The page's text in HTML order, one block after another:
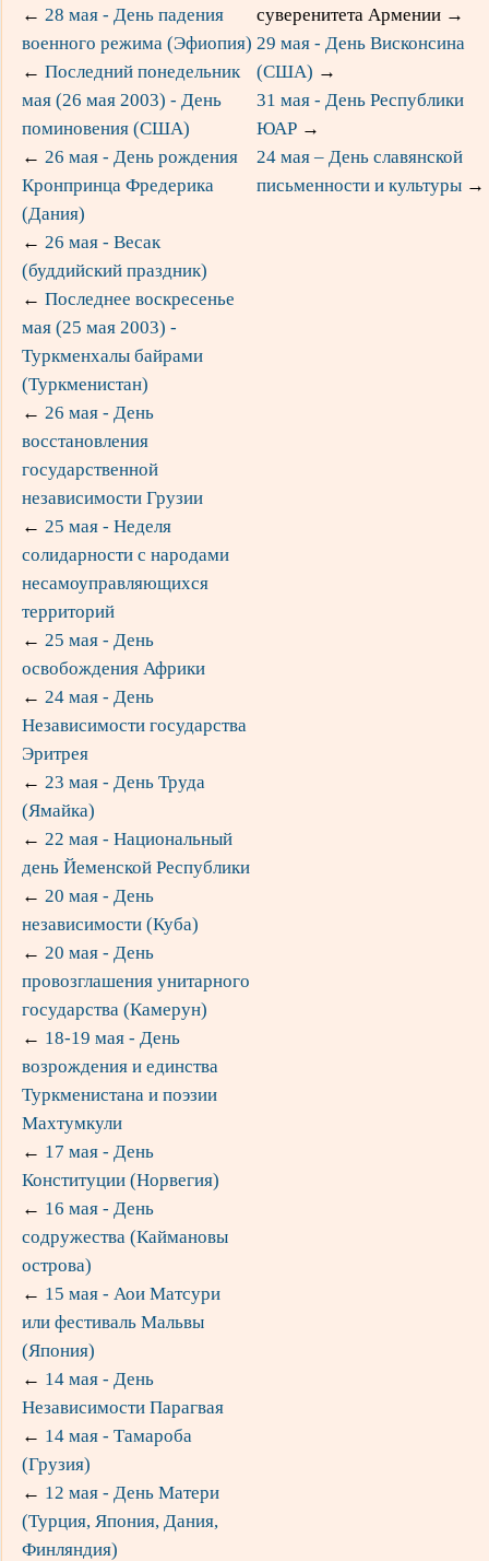
← 28 мая - День падения
военного режима (Эфиопия)
← Последний понедельник
мая (26 мая 2003) - День
поминовения (США)
← 26 мая - День рождения
Кронпринца Фредерика
(Дания)
← 26 мая - Весак
(буддийский праздник)
← Последнее воскресенье
мая (25 мая 2003) -
Туркменхалы байрами
(Туркменистан)
← 26 мая - День
восстановления
государственной
независимости Грузии
← 25 мая - Неделя
солидарности с народами
несамоуправляющихся
территорий
← 25 мая - День
освобождения Африки
← 24 мая - День
Независимости государства
Эритрея
← 23 мая - День Труда
(Ямайка)
← 22 мая - Национальный
день Йеменской Республики
← 20 мая - День
независимости (Куба)
← 20 мая - День
провозглашения унитарного
государства (Камерун)
← 18-19 мая - День
возрождения и единства
Туркменистана и поэзии
Махтумкули
← 17 мая - День
Конституции (Норвегия)
← 16 мая - День
содружества (Каймановы
острова)
← 15 мая - Аои Матсури
или фестиваль Мальвы
(Япония)
← 14 мая - День
Независимости Парагвая
← 14 мая - Тамароба
(Грузия)
← 12 мая - День Матери
(Турция, Япония, Дания,
Финляндия)
суверенитета Армении →
29 мая - День Висконсина
(США) →
31 мая - День Республики
ЮАР →
24 мая – День славянской
письменности и культуры →